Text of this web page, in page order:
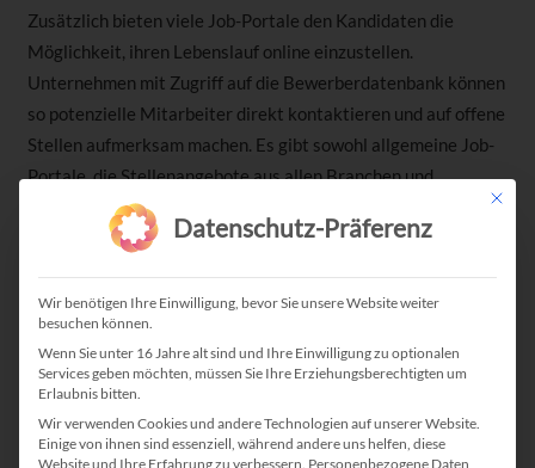
Zusätzlich bieten viele Job-Portale den Kandidaten die
Möglichkeit, ihren Lebenslauf online einzustellen.
Unternehmen mit Zugriff auf die Bewerberdatenbank können
so potenzielle Mitarbeiter direkt kontaktieren und auf offene
Stellen aufmerksam machen. Es gibt sowohl allgemeine Job-
Portale, die Stellenangebote aus allen Branchen und
Regionen enthalten, als auch spezialisierte Portale, die sich
auf bestimmte Branchen, Berufsgruppen oder Standorte
auch Ratschläge und Artikel zu Karriere- und Jobthemen an.
Arten von Job-Portalen
Job-Portale lassen sich in verschiedene Kategorien
Generalisten:Diese Portale bieten Stellenangebote aus
Mit
Datenschutz-Präferenz
Wir benötigen Ihre Einwilligung, bevor Sie unsere Website weiter
besuchen können.
Wenn Sie unter 16 Jahre alt sind und Ihre Einwilligung zu optionalen
Services geben möchten, müssen Sie Ihre Erziehungsberechtigten um
Erlaubnis bitten.
Wir verwenden Cookies und andere Technologien auf unserer Website.
Einige von ihnen sind essenziell, während andere uns helfen, diese
Website und Ihre Erfahrung zu verbessern. Personenbezogene Daten